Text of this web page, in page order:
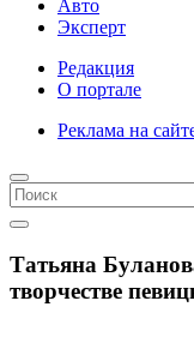
Авто
Эксперт
Редакция
О портале
Реклама на
Татьяна
творчестве